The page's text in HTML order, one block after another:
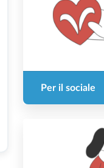
Per il sociale